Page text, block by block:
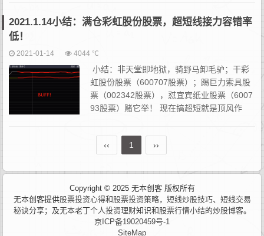
2021.1.14小结：满仓彩虹股份股票，超短线接力容错率
低！
2021-01-14 4044 ℃
小结：非天堂即地狱，骑野马卸毛驴；干彩
虹股份股票（600707股票）；踢巨力索具股
票（002342股票），怼宜宾纸业股票（6007
93股票）赌它举！ 现在搞超短就是顶风作
一次一定是大面。仓位上依然需...
‹‹
1 ››
Copyright © 2025 无本创客 版权所有
无本创客提供股票投资心得和 股票投资策略， 短线炒股技巧、 短线交易
秘诀分享；及无本老丁个人投资理财知识和 股票行情小结的炒股博客。
京ICP备19020459号-1
SiteMap